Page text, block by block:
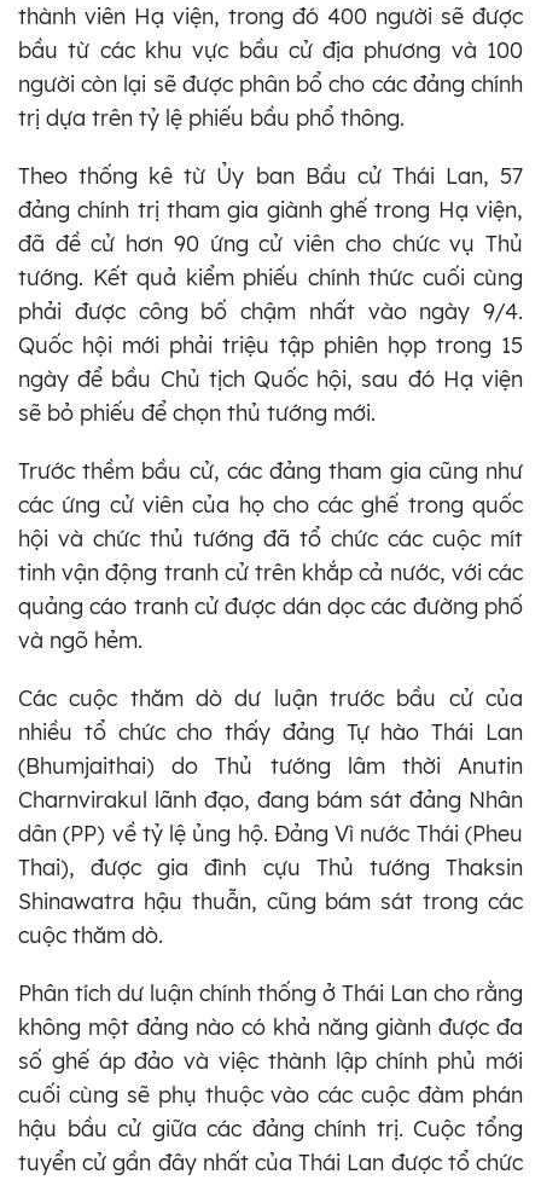
thành viên Hạ viện, trong đó 400 người sẽ được
bầu từ các khu vực bầu cử địa phương và 100
người còn lại sẽ được phân bổ cho các đảng chính
trị dựa trên tỷ lệ phiếu bầu phổ thông.
Theo thống kê từ Ủy ban Bầu cử Thái Lan, 57
đảng chính trị tham gia giành ghế trong Hạ viện,
đã đề cử hơn 90 ứng cử viên cho chức vụ Thủ
tướng. Kết quả kiểm phiếu chính thức cuối cùng
phải được công bố chậm nhất vào ngày 9/4.
Quốc hội mới phải triệu tập phiên họp trong 15
ngày để bầu Chủ tịch Quốc hội, sau đó Hạ viện
sẽ bỏ phiếu để chọn thủ tướng mới.
Trước thềm bầu cử, các đảng tham gia cũng như
các ứng cử viên của họ cho các ghế trong quốc
hội và chức thủ tướng đã tổ chức các cuộc mít
tinh vận động tranh cử trên khắp cả nước, với các
quảng cáo tranh cử được dán dọc các đường phố
và ngõ hẻm.
Các cuộc thăm dò dư luận trước bầu cử của
nhiều tổ chức cho thấy đảng Tự hào Thái Lan
(Bhumjaithai) do Thủ tướng lâm thời Anutin
Charnvirakul lãnh đạo, đang bám sát đảng Nhân
dân (PP) về tỷ lệ ủng hộ. Đảng Vì nước Thái (Pheu
Thai), được gia đình cựu Thủ tướng Thaksin
Shinawatra hậu thuẫn, cũng bám sát trong các
cuộc thăm dò.
Phân tích dư luận chính thống ở Thái Lan cho rằng
không một đảng nào có khả năng giành được đa
số ghế áp đảo và việc thành lập chính phủ mới
cuối cùng sẽ phụ thuộc vào các cuộc đàm phán
hậu bầu cử giữa các đảng chính trị. Cuộc tổng
tuyển cử gần đây nhất của Thái Lan được tổ chức